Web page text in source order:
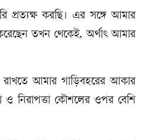
প্রত্যক্ষ করছি। এর সঙ্গে আমার
করেছেন তখন থেকেই, অর্থাৎ আমার
রাখতে আমার গাড়িবহরের আকার
ও নিরাপত্তা কৌশলের ওপর বেশি